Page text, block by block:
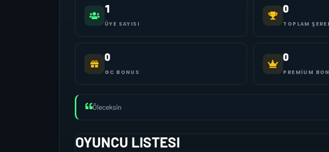
1
ÜYE SAYISI
0
TOPLAM
0
GC BONUS
0
PREMIUM
Öleceksin
OYUNCU LISTESI